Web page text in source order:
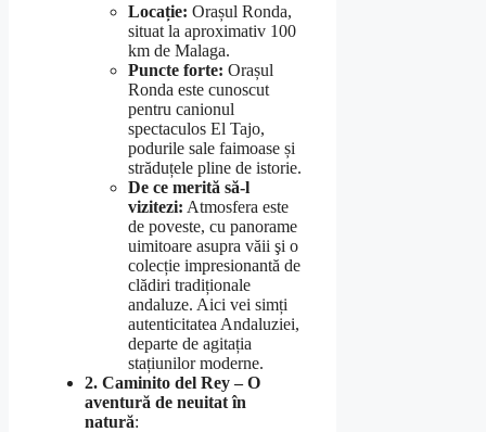
Locație: Orașul Ronda,
situat la aproximativ 100
km de Malaga.
Puncte forte: Orașul
Ronda este cunoscut
pentru canionul
spectaculos El Tajo,
podurile sale faimoase și
străduțele pline de istorie.
De ce merită să-l
vizitezi: Atmosfera este
de poveste, cu panorame
uimitoare asupra văii şi o
colecție impresionantă de
clădiri tradiționale
andaluze. Aici vei simți
autenticitatea Andaluziei,
departe de agitația
stațiunilor moderne.
2. Caminito del Rey – O
aventură de neuitat în
natură: